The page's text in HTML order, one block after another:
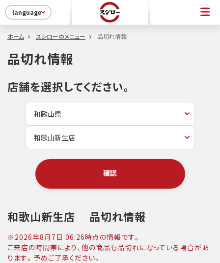
language
ホーム スシローのメニュー 品切れ情報
品切れ情報
店舗を選択してください。
確認
和歌山新生店 品切れ情報
※ 2026年8月7日 06:26時点の情報です。
ご来店の時間帯により、他の商品も品切れになっている場合があ
ります。予めご了承ください。